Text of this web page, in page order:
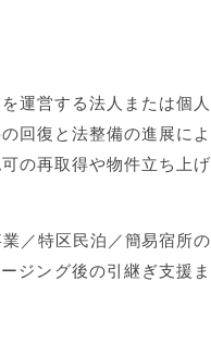
運営する法人または個人
回復と法整備の進展によ
の再取得や物件立ち上げ
／特区民泊／簡易宿所の
ジング後の引継ぎ支援ま